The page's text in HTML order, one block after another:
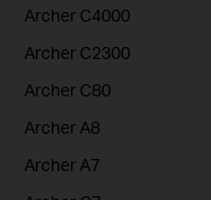
Archer C4000
Archer C2300
Archer C80
Archer A8
Archer A7